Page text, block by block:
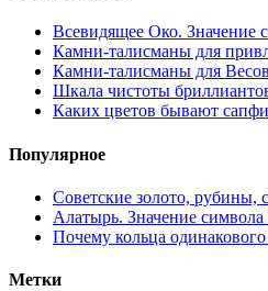
Всевидящее Око. Значение
Камни-талисманы для
Камни-талисманы для Весов
Шкала чистоты
Каких цветов бывают
Популярное
Советские золото,
Алатырь. Значение символа
Почему кольца
Метки